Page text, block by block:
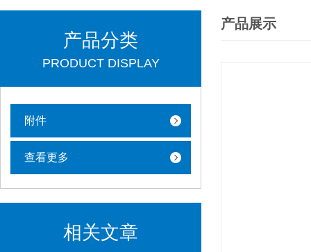
产品分类
PRODUCT DISPLAY
附件
查看更多
相关文章
产品展示